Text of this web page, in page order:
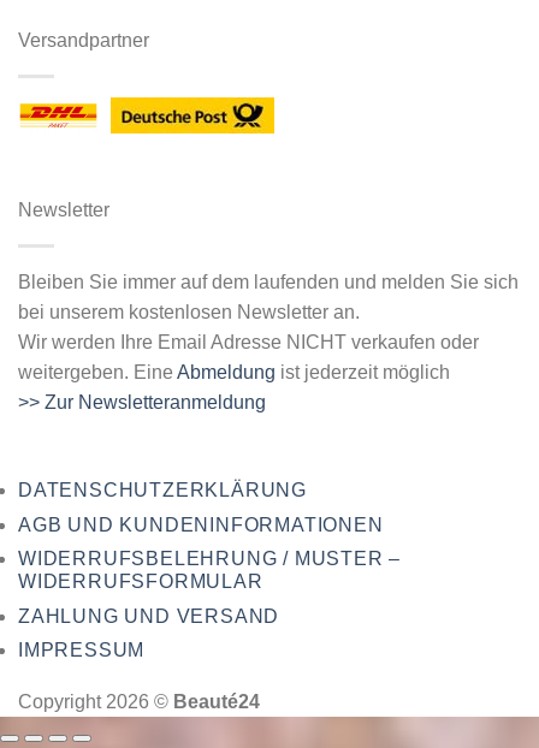
Versandpartner
Newsletter
Bleiben Sie immer auf dem laufenden und melden Sie sich
bei unserem kostenlosen Newsletter an.
Wir werden Ihre Email Adresse NICHT verkaufen oder
weitergeben. Eine Abmeldung ist jederzeit möglich
>> Zur Newsletteranmeldung
DATENSCHUTZERKLÄRUNG
AGB UND KUNDENINFORMATIONEN
WIDERRUFSBELEHRUNG / MUSTER –
WIDERRUFSFORMULAR
ZAHLUNG UND VERSAND
IMPRESSUM
Copyright 2026 © Beauté24